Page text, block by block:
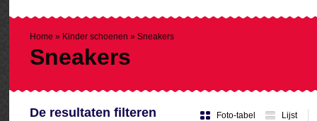
Home » Kinder schoenen » Sneakers
Sneakers
Foto-tabel Lijst
De resultaten filteren